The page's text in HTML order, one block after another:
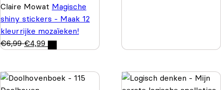
Claire Mowat Magische
shiny stickers - Maak 12
kleurrijke mozaïeken!
€6,99 €4,99